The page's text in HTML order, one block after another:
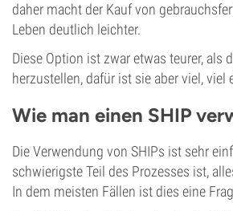
daher macht der Kauf von
Leben deutlich leichter.
Diese Option ist zwar etwas teurer, als
herzustellen, dafür ist sie aber viel, viel
Wie man einen SHIP
Die Verwendung von SHIPs ist sehr
schwierigste Teil des Prozesses ist,
In dem meisten Fällen ist dies eine